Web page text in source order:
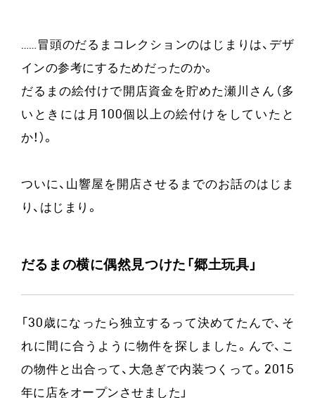
……冒頭のだるまコレクションのはじまりは、デザ
インの参考にするためだったのか。
だるまの絵付けで開店資金を貯めた瀬川さん（多
いときには月100個以上の絵付けをしていたと
か！）。
ついに、山響屋を開店させるまでのお話のはじま
り、はじまり。
だるまの横に偶然見つけた「郷土玩具」
「30歳になったら独立するって決めてたんで、そ
れに間に合うように物件を探しました。んで、こ
の物件と出合って、大急ぎで内装つくって。2015
年に店をオープンさせました」